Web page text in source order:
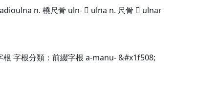
n. 橈尺骨 uln-  ulna n. 尺骨  ulnar
字根分類：前綴字根 a-manu- &#x1f508;